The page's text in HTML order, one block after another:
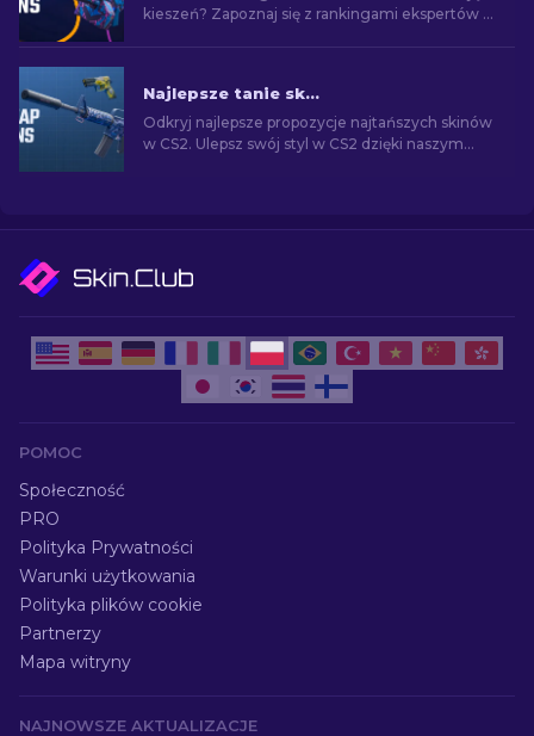
kieszeń? Zapoznaj się z rankingami ekspertów i
Najlepsze tanie skiny w CS2 [2026]
Odkryj najlepsze propozycje najtańszych skinów
w CS2. Ulepsz swój styl w CS2 dzięki naszym
POMOC
Społeczność
PRO
Polityka Prywatności
Warunki użytkowania
Polityka plików cookie
Partnerzy
Mapa witryny
NAJNOWSZE AKTUALIZACJE